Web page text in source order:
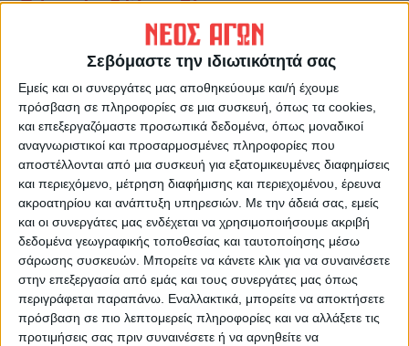
Σεβόμαστε την ιδιωτικότητά σας
Εμείς και οι συνεργάτες μας αποθηκεύουμε και/ή έχουμε
πρόσβαση σε πληροφορίες σε μια συσκευή, όπως τα cookies,
και επεξεργαζόμαστε προσωπικά δεδομένα, όπως μοναδικοί
αναγνωριστικοί και προσαρμοσμένες πληροφορίες που
αποστέλλονται από μια συσκευή για εξατομικευμένες διαφημίσεις
και περιεχόμενο, μέτρηση διαφήμισης και περιεχομένου, έρευνα
ακροατηρίου και ανάπτυξη υπηρεσιών. Με την άδειά σας, εμείς
και οι συνεργάτες μας ενδέχεται να χρησιμοποιήσουμε ακριβή
δεδομένα γεωγραφικής τοποθεσίας και ταυτοποίησης μέσω
σάρωσης συσκευών. Μπορείτε να κάνετε κλικ για να συναινέσετε
στην επεξεργασία από εμάς και τους συνεργάτες μας όπως
περιγράφεται παραπάνω. Εναλλακτικά, μπορείτε να αποκτήσετε
πρόσβαση σε πιο λεπτομερείς πληροφορίες και να αλλάξετε τις
προτιμήσεις σας πριν συναινέσετε ή να αρνηθείτε να
Τελευταίες Ειδήσεις Σήμερα
Ακολούθησε την εφημερίδα ΝΕΟΣ
ΑΓΩΝ στο Google News!
Όλες οι εξελίξεις στην περιοχή της
Καρδίτσας και ευρύτερα της Θεσσαλίας
ΠΡΟΗΓΟΥΜΕΝΟ ΑΡΘΡΟ
«Μπλόκo στις ματωμένες
ράγες» από τρακτέρ και
κόσμο στην Καρδίτσα (φωτο
& βίντεο)
ΕΠΟΜΕΝΟ ΑΡΘΡΟ
Ο Μαρτσούκος νέος
πρόεδρος με 13 ψήφους υπερ,
12 κατά, ένα λευκό κι ένα...
σκισμένο!!!